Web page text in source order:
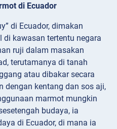
di Ecuador
di Ecuador, dimakan
kawasan tertentu negara
ruji dalam masakan
terutamanya di tanah
atau dibakar secara
dengan kentang dan sos aji,
marmot mungkin
budaya, ia
di Ecuador, di mana ia